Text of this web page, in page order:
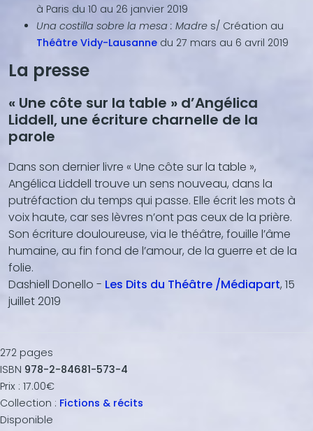
à Paris du 10 au 26 janvier 2019
Una costilla sobre la mesa : Madre s/ Création au
Théâtre Vidy-Lausanne du 27 mars au 6 avril 2019
La presse
« Une côte sur la table » d’Angélica
Liddell, une écriture charnelle de la
parole
Dans son dernier livre « Une côte sur la table »,
Angélica Liddell trouve un sens nouveau, dans la
putréfaction du temps qui passe. Elle écrit les mots à
voix haute, car ses lèvres n’ont pas ceux de la prière.
Son écriture douloureuse, via le théâtre, fouille l’âme
humaine, au fin fond de l’amour, de la guerre et de la
folie.
Dashiell Donello - Les Dits du Théâtre /Médiapart, 15
juillet 2019
272 pages
ISBN 978-2-84681-573-4
Prix : 17.00€
Collection : Fictions & récits
Disponible